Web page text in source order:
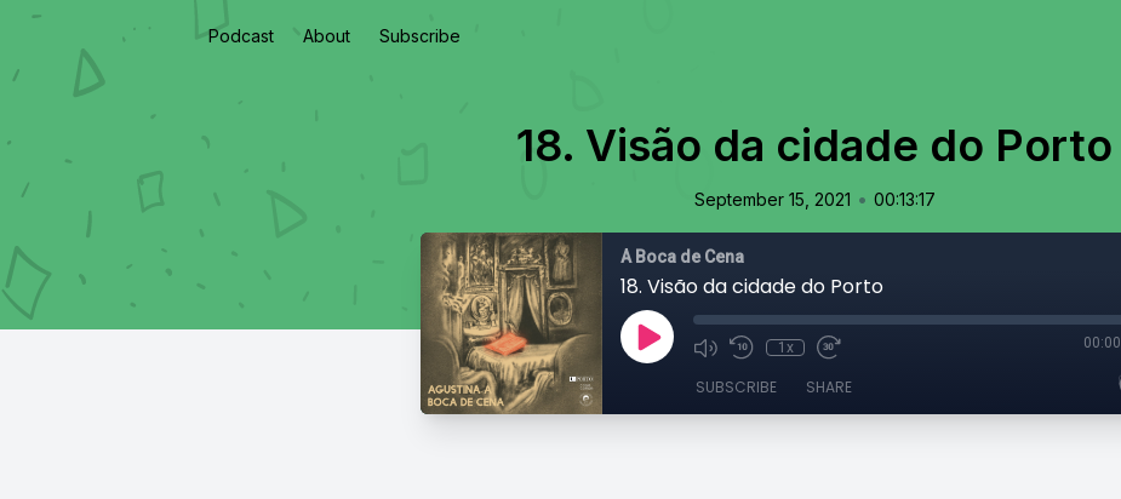
Podcast About Subscribe
18. Visão da cidade do Porto
September 15, 2021 • 00:13:17
À Boca de Cena
18. Visão da cidade do Porto
1x 00:00
SUBSCRIBE SHARE